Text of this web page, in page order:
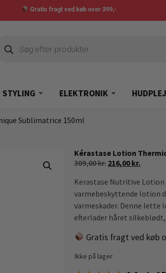
Gratis fragt ved køb over 399,-
STYLING ELEKTRONIK
Sublimatrice 150ml
Kérastase Lotion
309,00kr. 216,00kr.
Kerastase Nutritive
varmebeskyttende lotion
varmeskader. Denne
efterlader håret
Gratis fragt ved køb
Ikke på lager